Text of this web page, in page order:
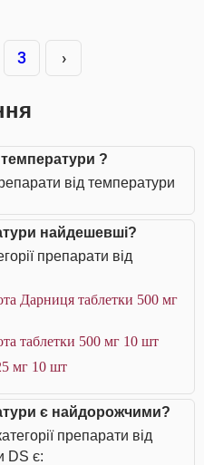
3 ›
?
від температури
найдешевші?
препарати від
Дарниця таблетки 500 мг
таблетки 500 мг 10 шт
мг 10 шт
є найдорожчими?
препарати від
DS є: